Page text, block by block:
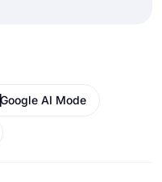
Google AI Mode